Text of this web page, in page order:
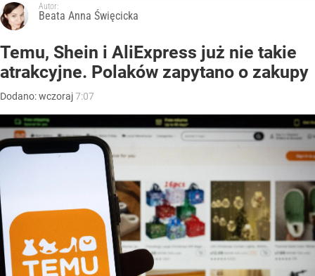
Autor:
Beata Anna Święcicka
Temu, Shein i AliExpress już nie takie
atrakcyjne. Polaków zapytano o zakupy
Dodano:wczoraj7:07